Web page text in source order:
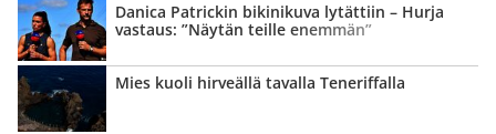
Danica Patrickin bikinikuva lytättiin – Hurja
vastaus: ”Näytän teille enemmän”
Mies kuoli hirveällä tavalla Teneriffalla